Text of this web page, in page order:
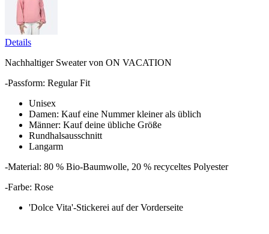
Details
Nachhaltiger Sweater von ON VACATION
-Passform: Regular Fit
Unisex
Damen: Kauf eine Nummer kleiner als üblich
Männer: Kauf deine übliche Größe
Rundhalsausschnitt
Langarm
-Material: 80 % Bio-Baumwolle, 20 % recyceltes Polyester
-Farbe: Rose
'Dolce Vita'-Stickerei auf der Vorderseite